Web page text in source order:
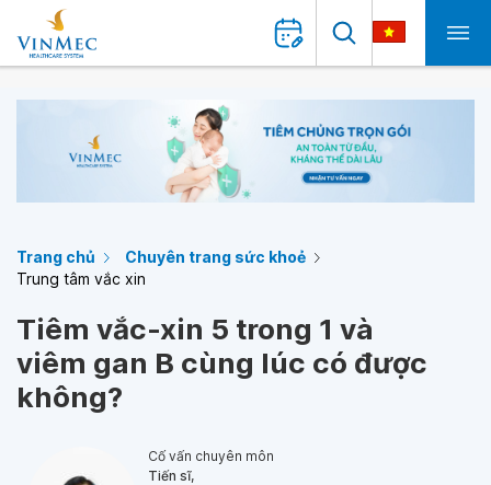
Trang chủ
Chuyên trang sức khoẻ
Trung tâm vắc xin
Tiêm vắc-xin 5 trong 1 và
viêm gan B cùng lúc có được
không?
Cố vấn chuyên môn
Tiến sĩ,